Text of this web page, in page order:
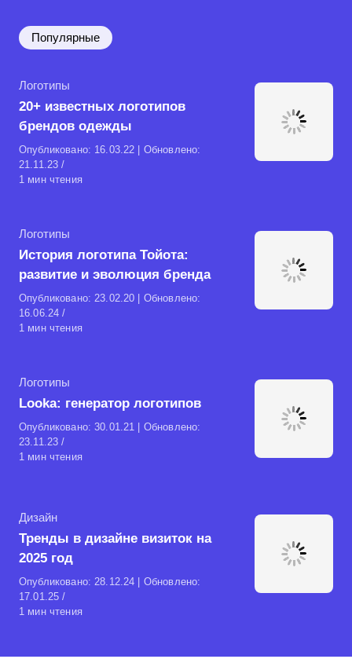
Популярные
Рубрика
Логотипы
20+ известных логотипов
брендов одежды
Опубликовано: 16.03.22
| Обновлено:
21.11.23
1 мин чтения
Рубрика
Логотипы
История логотипа Тойота:
развитие и эволюция бренда
Опубликовано:23.02.20
| Обновлено:
16.06.24
1 мин чтения
Рубрика
Логотипы
Looka: генератор логотипов
Опубликовано:30.01.21
| Обновлено:
23.11.23
1 мин чтения
Рубрика
Дизайн
Тренды в дизайне визиток на
2025 год
Опубликовано:28.12.24
| Обновлено:
17.01.25
1 мин чтения